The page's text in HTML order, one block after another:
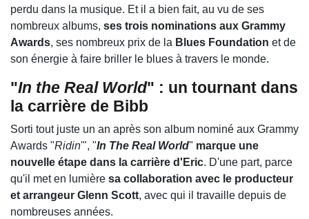
perdu dans la musique. Et il a bien fait, au vu de ses
nombreux albums, ses trois nominations aux Grammy
Awards, ses nombreux prix de la Blues Foundation et de
son énergie à faire briller le blues à travers le monde.
"In the Real World" : un tournant dans
la carrière de Bibb
Sorti tout juste un an après son album nominé aux Grammy
Awards "Ridin'", "In The Real World" marque une
nouvelle étape dans la carrière d'Eric. D'une part, parce
qu'il met en lumière sa collaboration avec le producteur
et arrangeur Glenn Scott, avec qui il travaille depuis de
nombreuses années.